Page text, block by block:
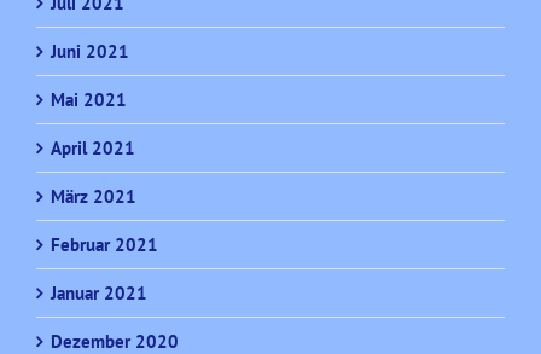
Juni 2021
Mai 2021
April 2021
März 2021
Februar 2021
Januar 2021
Dezember 2020